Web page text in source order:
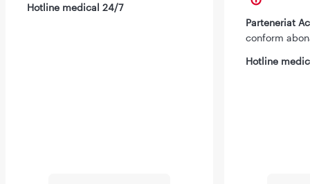
Hotline medical 24/7
Parteneriat
conform
Hotline